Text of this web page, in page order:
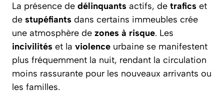
La présence de délinquants actifs, de trafics et
de stupéfiants dans certains immeubles crée
une atmosphère de zones à risque. Les
incivilités et la violence urbaine se manifestent
plus fréquemment la nuit, rendant la circulation
moins rassurante pour les nouveaux arrivants ou
les familles.